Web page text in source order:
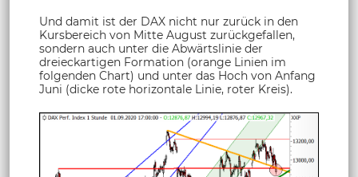
Und damit ist der DAX nicht nur zurück in den
Kursbereich von Mitte August zurückgefallen,
sondern auch unter die Abwärtslinie der
dreieckartigen Formation (orange Linien im
folgenden Chart) und unter das Hoch von Anfang
Juni (dicke rote horizontale Linie, roter Kreis).